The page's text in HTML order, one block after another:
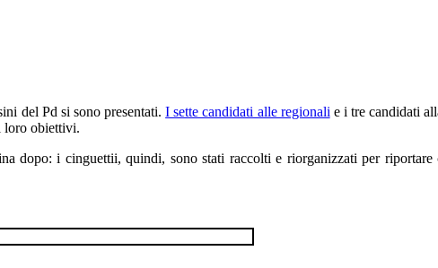
del Pd si sono presentati.I sette candidati alle regionali e i tre candidati
loro obiettivi.
dopo: i cinguettii, quindi, sono stati raccolti e riorganizzati per